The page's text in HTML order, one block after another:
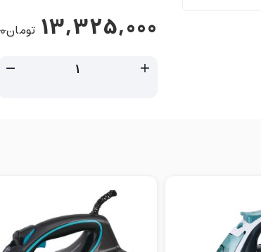
13,325,000 تومان